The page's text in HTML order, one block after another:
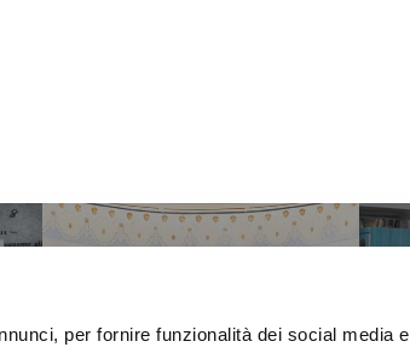
per fornire funzionalità dei social media e